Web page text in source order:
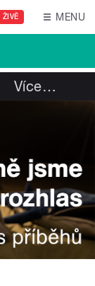
ŽIVĚ MENU
Více…